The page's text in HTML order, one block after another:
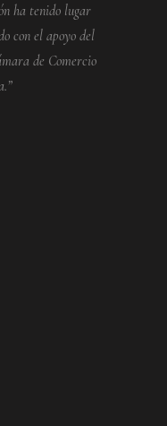
ha tenido lugar
con el apoyo del
de Comercio